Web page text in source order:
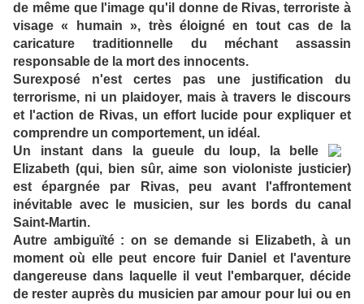
de même que l'image qu'il donne de Rivas, terroriste à
visage « humain », très éloigné en tout cas de la
caricature traditionnelle du méchant assassin
responsable de la mort des innocents.
Surexposé n'est certes pas une justification du
terrorisme, ni un plaidoyer, mais à travers le discours
et l'action de Rivas, un effort lucide pour expliquer et
comprendre un comportement, un idéal.
Un instant dans la gueule du loup, la belle
Elizabeth (qui, bien sûr, aime son violoniste justicier)
est épargnée par Rivas, peu avant l'affrontement
inévitable avec le musicien, sur les bords du canal
Saint-Martin.
Autre ambiguïté : on se demande si Elizabeth, à un
moment où elle peut encore fuir Daniel et l'aventure
dangereuse dans laquelle il veut l'embarquer, décide
de rester auprès du musicien par amour pour lui ou en